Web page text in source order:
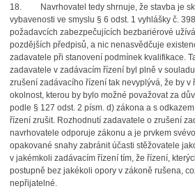
18. Navrhovatel tedy shrnuje, že stavba je
vybavenosti ve smyslu § 6 odst. 1 vyhlášky č.
požadavcích zabezpečujících bezbariérové
pozdějších předpisů, a nic nenasvědčuje
zadavatele při stanovení podmínek kvalifikace.
zadavatele v zadávacím řízení byl plně v
zrušení zadávacího řízení tak nevyplývá, že by v
okolnost, kterou by bylo možné považovat za
podle § 127 odst. 2 písm. d) zákona a s
řízení zrušit. Rozhodnutí zadavatele o zrušení
navrhovatele odporuje zákonu a je prvkem
opakované snahy zabránit účasti stěžovatele
v jakémkoli zadávacím řízení tím, že řízení,
postupně bez jakékoli opory v zákoně rušena,
nepřijatelné.